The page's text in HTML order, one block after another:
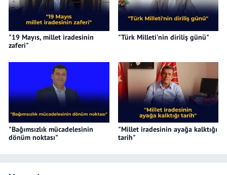
"19 Mayıs, millet iradesinin
zaferi"
"Türk Milleti'nin diriliş günü"
"Bağımsızlık mücadelesinin
dönüm noktası"
"Millet iradesinin ayağa kalktığı
tarih"